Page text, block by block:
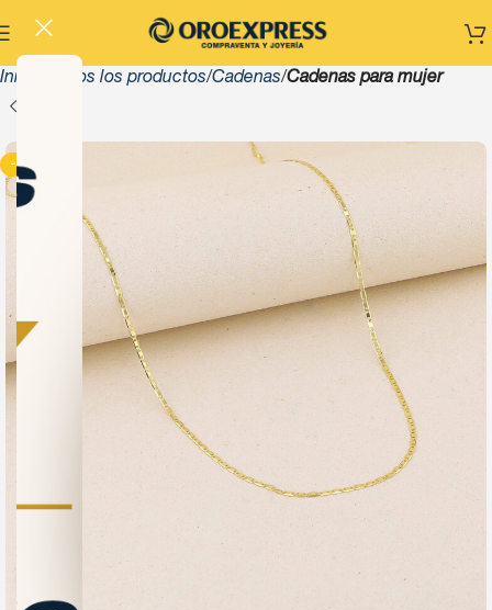
Inicio Todos los productos Cadenas Cadenas para mujer
-13%